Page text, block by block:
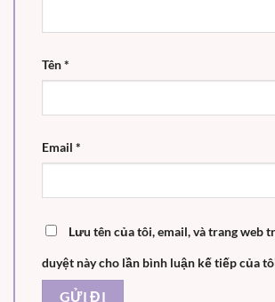
Tên*
Email *
Lưu tên của tôi, email, và trang web
duyệt này cho lần bình luận kế tiếp của